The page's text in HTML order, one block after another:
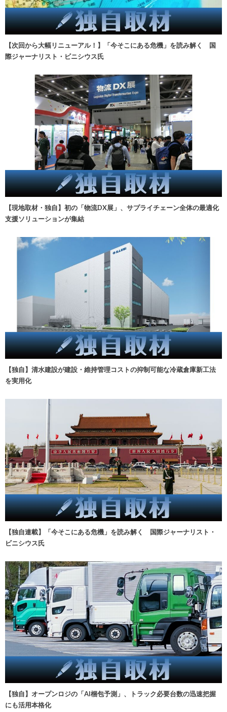
【次回から大幅リニューアル！】「今そこにある危機」を読み解く 国
際ジャーナリスト・ビニシウス氏
【現地取材・独自】初の「物流DX展」、サプライチェーン全体の最適化
支援ソリューションが集結
【独自】清水建設が建設・維持管理コストの抑制可能な冷蔵倉庫新工法
を実用化
【独自連載】「今そこにある危機」を読み解く 国際ジャーナリスト・
ビニシウス氏
【独自】オープンロジの「AI梱包予測」、トラック必要台数の迅速把握
にも活用本格化